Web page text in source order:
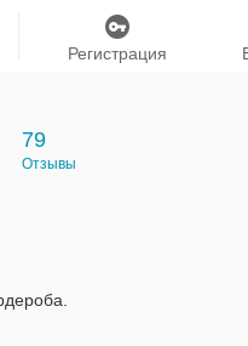
Регистрация
79
Отзывы